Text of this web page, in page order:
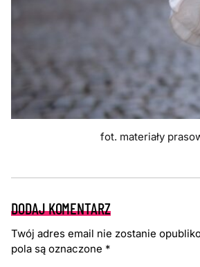
fot. materiały
DODAJ KOMENTARZ
Twój adres email nie zostanie
pola są oznaczone *